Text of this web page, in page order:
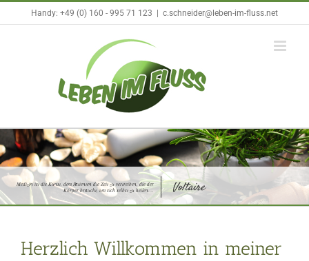
Handy: +49 (0) 160 - 995 71 123 c.schneider@leben-im-fluss.net
Medizin ist die Kunst, dem Patienten die Zeit zu vertreiben, die der
Körper braucht, um sich selbst zu heilen….
Voltaire
Herzlich Willkommen in meiner